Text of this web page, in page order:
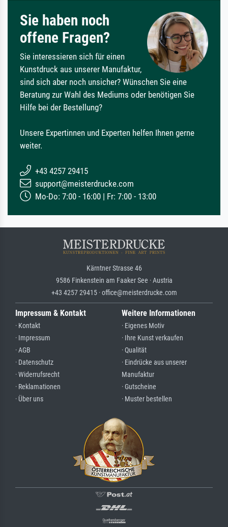
Sie haben noch
offene Fragen?
Sie interessieren sich für einen
Kunstdruck aus unserer Manufaktur,
sind sich aber noch unsicher? Wünschen Sie eine
Beratung zur Wahl des Mediums oder benötigen Sie
Hilfe bei der Bestellung?
Unsere Expertinnen und Experten helfen Ihnen gerne
weiter.
+43 4257 29415
support@meisterdrucke.com
Mo-Do: 7:00 - 16:00 | Fr: 7:00 - 13:00
Kärntner Strasse 46
9586 Finkenstein am Faaker See · Austria
+43 4257 29415 · office@meisterdrucke.com
Impressum & Kontakt
· Kontakt
· Impressum
· AGB
· Datenschutz
· Widerrufsrecht
· Reklamationen
· Über uns
Weitere Informationen
· Eigenes Motiv
· Ihre Kunst verkaufen
· Qualität
· Eindrücke aus unserer
Manufaktur
· Gutscheine
· Muster bestellen